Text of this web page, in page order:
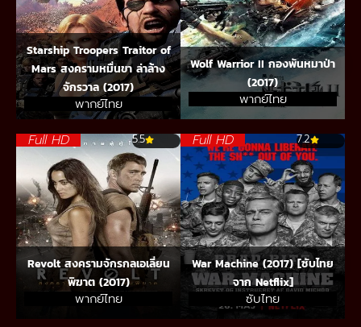
Starship Troopers Traitor of
Mars สงครามหมื่นขา ล่าล้าง
จักรวาล (2017)
พากย์ไทย
Wolf Warrior II กองพันหมาป่า
(2017)
พากย์ไทย
Full HD 5.5
Revolt สงครามจักรกลเอเลี่ยน
พิฆาต (2017)
พากย์ไทย
Full HD 7.2
War Machine (2017) [ซับไทย
จาก Netflix]
ซับไทย